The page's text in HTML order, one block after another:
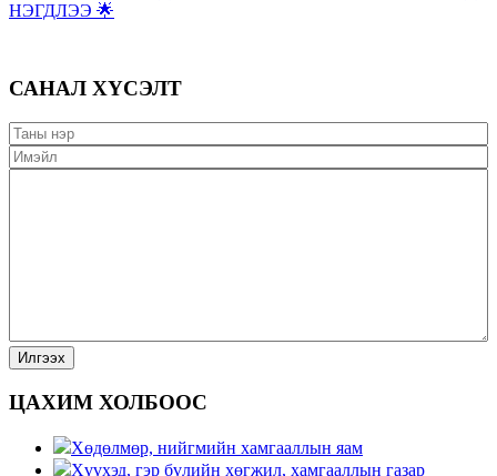
НЭГДЛЭЭ 🌟
САНАЛ ХҮСЭЛТ
ЦАХИМ ХОЛБООС
Хөдөлмөр, нийгмийн хамгааллын яам
Хүүхэд, гэр бүлийн хөгжил, хамгааллын газар